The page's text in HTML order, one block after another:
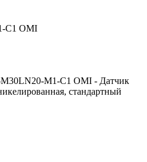
C1 OMI
M1-C1 OMI - Датчик
стандартный